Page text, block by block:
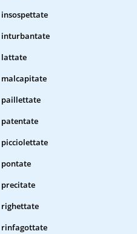
insospettate
inturbantate
lattate
malcapitate
paillettate
patentate
picciolettate
pontate
precitate
righettate
rinfagottate